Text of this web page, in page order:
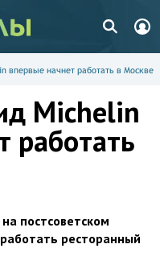
впервые начнет работать в Москве
Michelin
работать
постсоветском
ресторанный